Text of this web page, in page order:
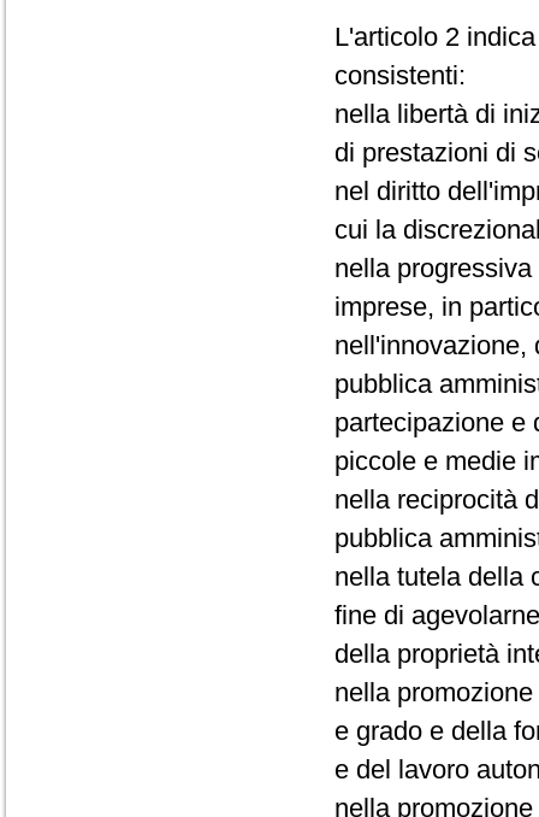
L'articolo 2
consistenti:
nella libertà di
di prestazioni di
nel diritto
cui la
nella
imprese, in
nell'innovazione,
pubblica
partecipazione e
piccole e medie
nella reciprocità
pubblica
nella tutela della
fine di
della proprietà
nella
e grado e della
e del lavoro
nella